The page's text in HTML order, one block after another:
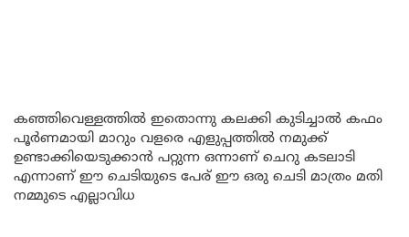
കഞ്ഞിവെള്ളത്തിൽ ഇതൊന്നു കലക്കി കുടിച്ചാൽ കഫം
പൂർണമായി മാറും വളരെ എളുപ്പത്തിൽ നമുക്ക്
ഉണ്ടാക്കിയെടുക്കാൻ പറ്റുന്ന ഒന്നാണ് ചെറു കടലാടി
എന്നാണ് ഈ ചെടിയുടെ പേര് ഈ ഒരു ചെടി മാത്രം മതി
നമ്മുടെ എല്ലാവിധ